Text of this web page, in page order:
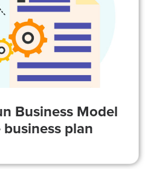
Business Model
plan